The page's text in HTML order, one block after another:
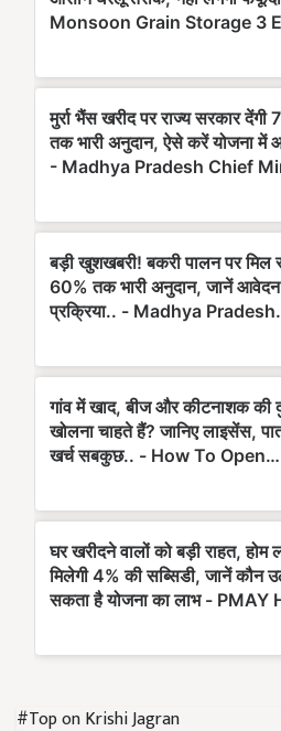
#Top on Krishi Jagran